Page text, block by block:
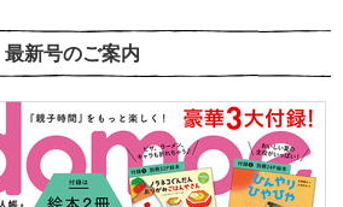
最新号のご案内